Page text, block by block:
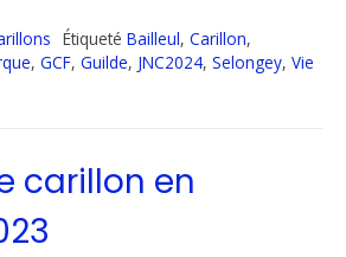
Étiqueté Bailleul, Carillon,
, GCF, Guilde, JNC2024, Selongey, Vie
carillon en